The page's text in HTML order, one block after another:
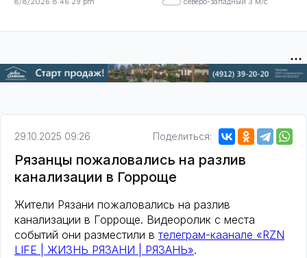
29.10.2025 09:26 Поделиться:
Рязанцы пожаловались на разлив
канализации в Горроще
Жители Рязани пожаловались на разлив
канализации в Горроще. Видеоролик с места
событий они разместили в телеграм-каанале «RZN
LIFE | ЖИЗНЬ РЯЗАНИ | РЯЗАНЬ».